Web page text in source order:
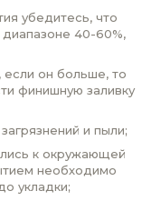
убедитесь, что
40-60%,
он больше, то
финишную заливку
и пыли;
к окружающей
необходимо
укладки;